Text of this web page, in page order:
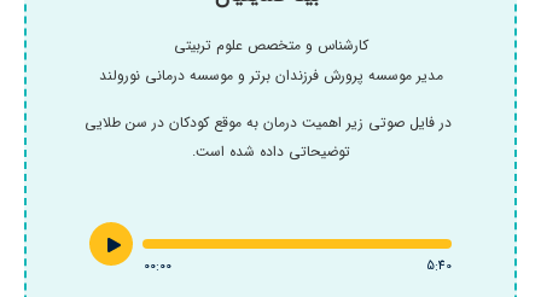
کارشناس و متخصص علوم تربیتی
مدیر موسسه پرورش فرزندان برتر و موسسه درمانی نورولند
در فایل صوتی زیر اهمیت درمان به موقع کودکان در سن طلایی
توضیحاتی داده شده است.
۰۰:۰۰ 5:40